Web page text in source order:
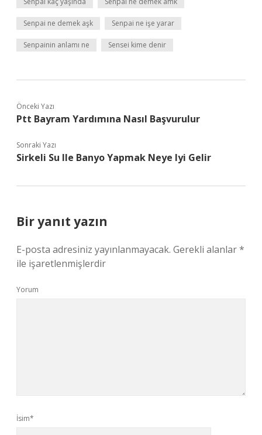
Senpai ne demek aşk Senpai ne işe yarar
Senpainin anlamı ne Sensei kime denir
Önceki Yazı
Ptt Bayram Yardımına Nasıl Başvurulur
Sonraki Yazı
Sirkeli Su Ile Banyo Yapmak Neye Iyi Gelir
Bir yanıt yazın
E-posta adresiniz yayınlanmayacak. Gerekli alanlar*
ile işaretlenmişlerdir
Yorum
İsim*